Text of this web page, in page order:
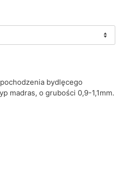
bydlęcego
madras, o grubości 0,9-1,1mm.